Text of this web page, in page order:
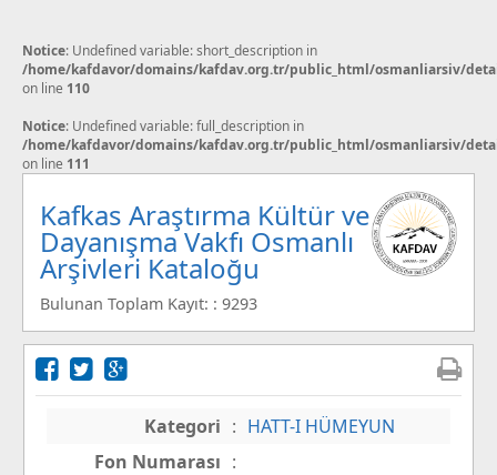
Notice: Undefined variable: short_description in
/home/kafdavor/domains/kafdav.org.tr/public_html/osmanliarsiv/
on line 110
Notice: Undefined variable: full_description in
/home/kafdavor/domains/kafdav.org.tr/public_html/osmanliarsiv/
on line 111
Kafkas Araştırma Kültür ve
Dayanışma Vakfı Osmanlı
Arşivleri Kataloğu
Bulunan Toplam Kayıt: : 9293
Kategori : HATT-I HÜMEYUN
Fon Numarası :